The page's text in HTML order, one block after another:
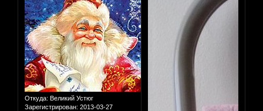
Откуда: Великий Устюг
Зарегистрирован: 2013-03-27